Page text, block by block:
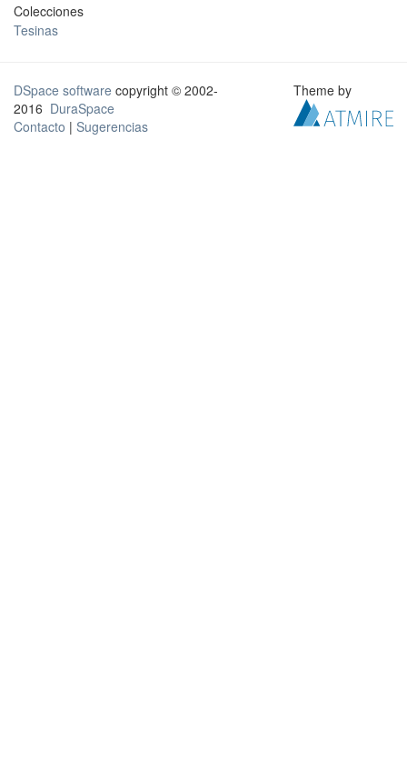
Colecciones
Tesinas
DSpace software copyright © 2002-
2016 DuraSpace
Contacto | Sugerencias
Theme by